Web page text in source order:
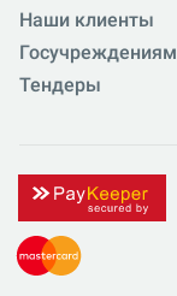
Наши клиенты
Госучреждениям
Тендеры